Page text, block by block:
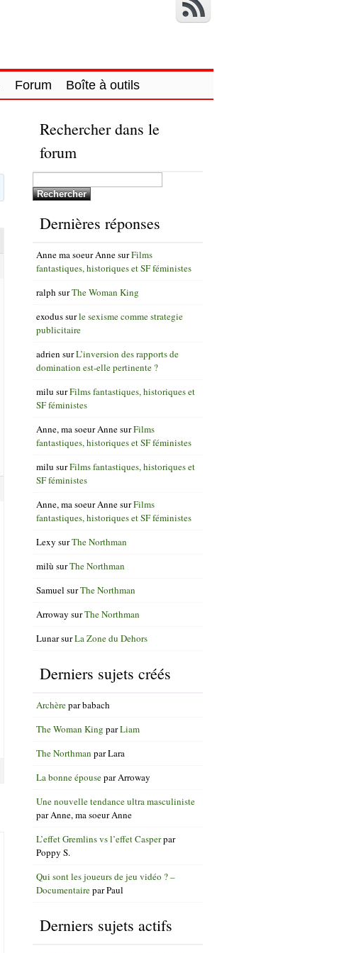
Forum Boîte à outils
Rechercher dans le
forum
Dernières réponses
Anne ma soeur AnnesurFilms
fantastiques, historiques et SF féministes
ralph surThe Woman King
exodussurle sexisme comme strategie
publicitaire
adrien surL’inversion des rapports de
domination est-elle pertinente ?
milu surFilms fantastiques, historiques et
SF féministes
Anne, ma soeur AnnesurFilms
fantastiques, historiques et SF féministes
milu surFilms fantastiques, historiques et
SF féministes
Anne, ma soeur AnnesurFilms
fantastiques, historiques et SF féministes
Lexy surThe Northman
milù surThe Northman
Samuel surThe Northman
Arroway surThe Northman
LunarsurLa Zone du Dehors
Derniers sujets créés
Archèreparbabach
The Woman King parLiam
The Northman parLara
La bonne épouseparArroway
Une nouvelle tendance ultra masculiniste
parAnne, ma soeur Anne
L’effet Gremlins vs l’effet Casperpar
Poppy S.
Qui sont les joueurs de jeu vidéo ? –
DocumentaireparPaul
Derniers sujets actifs